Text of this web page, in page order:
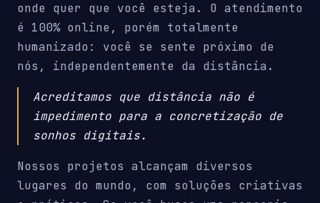
onde quer que você esteja. O atendimento
é 100% online, porém totalmente
humanizado: você se sente próximo de
nós, independentemente da distância.
Acreditamos que distância não é
impedimento para a concretização de
sonhos digitais.
Nossos projetos alcançam diversos
lugares do mundo, com soluções criativas